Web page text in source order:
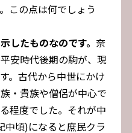
この点は何でしょう
したものなのです。 奈
安時代後期の駒が、現
。古代から中世にかけ
・貴族や僧侶が中心で
程度でした。それが中
中頃)になると庶民クラ